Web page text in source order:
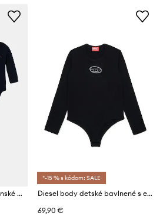
Tommy Hilfiger body dojčenské bavlnené s elastanom 3-pak
*-15 % s kódom: SALE
Diesel body detské bavlnené s elastanom BILIT Body
69,90 €